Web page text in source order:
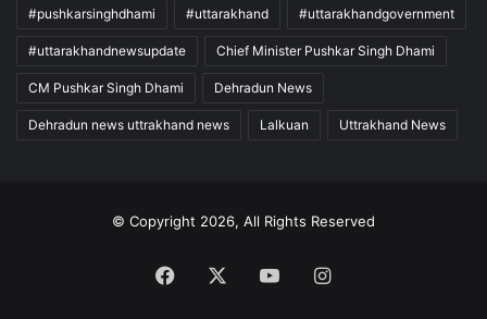
#pushkarsinghdhami #uttarakhand #uttarakhandgovernment
#uttarakhandnewsupdate Chief Minister Pushkar Singh Dhami
CM Pushkar Singh Dhami Dehradun News
Dehradun news uttrakhand news Lalkuan Uttrakhand News
© Copyright 2026, All Rights Reserved
Facebook YouTubeInstagram